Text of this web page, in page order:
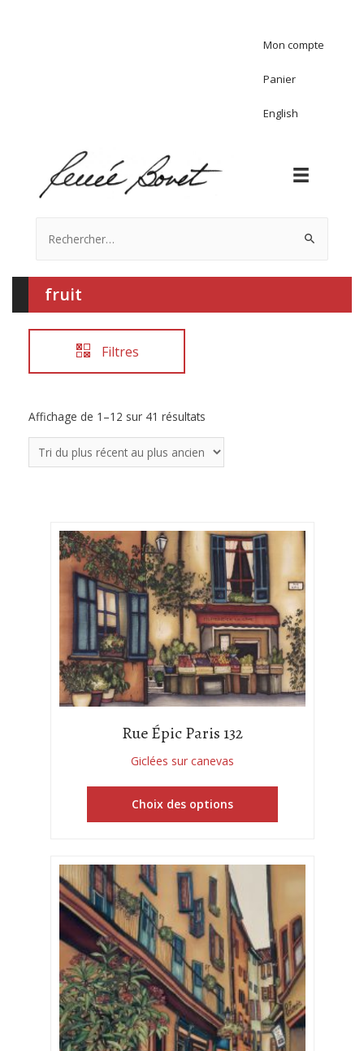
Mon compte
Panier
English
fruit
Filtres
Affichage de 1–12 sur 41 résultats
Rue Épic Paris 132
Giclées sur canevas
Choix des options